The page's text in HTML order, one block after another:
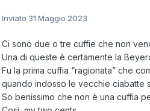
Inviato 31 Maggio 2023
Ci sono due o tre cuffie che non
Una di queste è certamente la
Fu la prima cuffia “ragionata” che
quando indosso le vecchie ciabatte
So benissimo che non è una cuffia